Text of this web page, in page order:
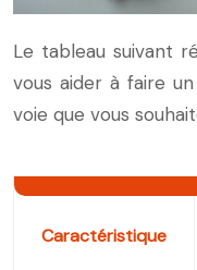
Le tableau suivant
vous aider à faire
voie que vous
Caractéristique